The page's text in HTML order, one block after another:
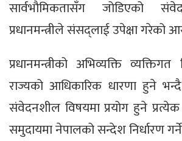
सार्वभौमिकतासँग जोडिएको
प्रधानमन्त्रीले संसद्लाई उपेक्षा गरेको
प्रधानमन्त्रीको अभिव्यक्ति
राज्यको आधिकारिक धारणा हुने
संवेदनशील विषयमा प्रयोग हुने प्रत्येक
समुदायमा नेपालको सन्देश निर्धारण